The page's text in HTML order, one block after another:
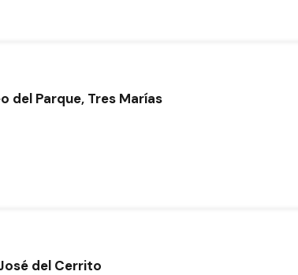
del Parque, Tres Marías
del Cerrito